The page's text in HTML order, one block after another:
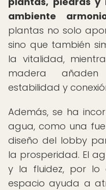
ambiente
plantas no solo
sino que también
la vitalidad,
madera
estabilidad y
Además, se ha
agua, como una
diseño del lobby
la prosperidad. El
y la fluidez, por lo
espacio ayuda a